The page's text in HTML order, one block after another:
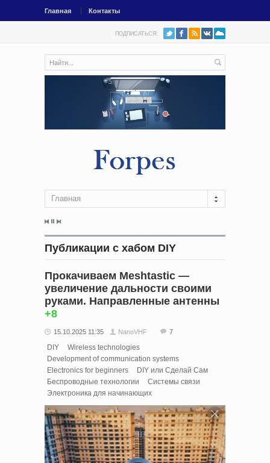
Главная Контакты
ПОДПИСАТЬСЯ:
Главная
Публикации с хабом DIY
Прокачиваем Meshtastic —
увеличение дальности своими
руками. Направленные антенны
+8
15.10.2025 11:35 NanoVHF 7
DIY
Wireless technologies
Development of communication systems
Electronics for beginners
DIY или Сделай Сам
Беспроводные технологии
Системы связи
Электроника для начинающих